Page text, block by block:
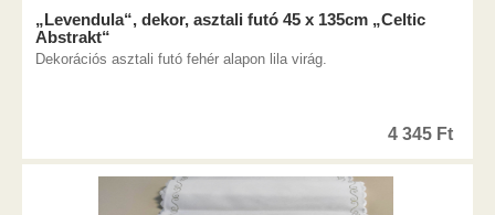
„Levendula“, dekor, asztali futó 45 x 135cm „Celtic
Abstrakt“
Dekorációs asztali futó fehér alapon lila virág.
4 345 Ft